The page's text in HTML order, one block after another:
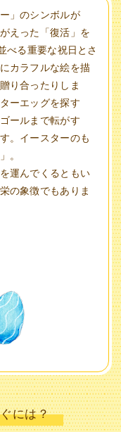
」のシンボルが
えった「復活」を
べる重要な祝日とさ
カラフルな絵を描
り合ったりしま
ーエッグを探す
ールまで転がす
。イースターのも
。
運んでくるともい
の象徴でもありま
には？